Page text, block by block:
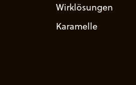
Wirklösungen
Karamelle